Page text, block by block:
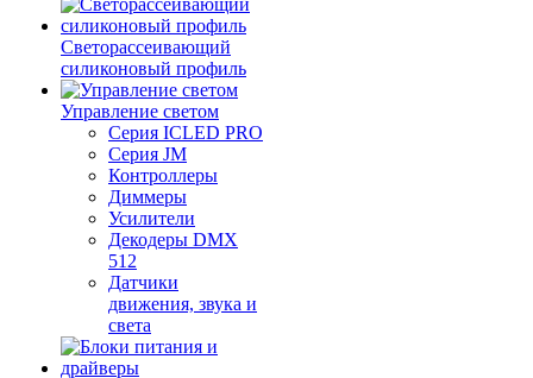
Светорассеивающий
силиконовый профиль
Управление светом
Серия ICLED PRO
Серия JM
Контроллеры
Диммеры
Усилители
Декодеры DMX
512
Датчики
движения, звука и
света